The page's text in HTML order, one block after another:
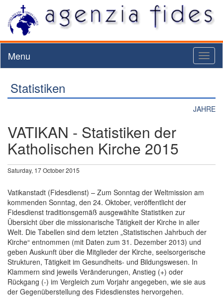
Menu
Statistiken
JAHRE
VATIKAN - Statistiken der
Katholischen Kirche 2015
Saturday, 17 October 2015
Vatikanstadt (Fidesdienst) – Zum Sonntag der Weltmission am
kommenden Sonntag, den 24. Oktober, veröffentlicht der
Fidesdienst traditionsgemäß ausgewählte Statistiken zur
Übersicht über die missionarische Tätigkeit der Kirche in aller
Welt. Die Tabellen sind dem letzten „Statistischen Jahrbuch der
Kirche“ entnommen (mit Daten zum 31. Dezember 2013) und
geben Auskunft über die Mitglieder der Kirche, seelsorgerische
Strukturen, Tätigkeit im Gesundheits- und Bildungswesen. In
Klammern sind jeweils Veränderungen, Anstieg (+) oder
Rückgang (-) im Vergleich zum Vorjahr angegeben, wie sie aus
der Gegenüberstellung des Fidesdienstes hervorgehen.